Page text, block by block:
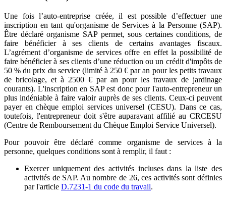
Une fois l’auto-entreprise créée, il est possible d’effectuer une
inscription en tant qu'organisme de Services à la Personne (SAP).
Être déclaré organisme SAP permet, sous certaines conditions, de
faire bénéficier à ses clients de certains avantages fiscaux.
L’agrément d’organisme de services offre en effet la possibilité de
faire bénéficier à ses clients d’une réduction ou un crédit d'impôts de
50 % du prix du service (limité à 250 € par an pour les petits travaux
de bricolage, et à 2500 € par an pour les travaux de jardinage
courants). L'inscription en SAP est donc pour l'auto-entrepreneur un
plus indéniable à faire valoir auprès de ses clients. Ceux-ci peuvent
payer en chèque emploi services universel (CESU). Dans ce cas,
toutefois, l'entrepreneur doit s'être auparavant affilié au CRCESU
(Centre de Remboursement du Chèque Emploi Service Universel).
Pour pouvoir être déclaré comme organisme de services à la
personne, quelques conditions sont à remplir, il faut :
Exercer uniquement des activités incluses dans la liste des
activités de SAP. Au nombre de 26, ces activités sont définies
par l'article D.7231-1 du code du travail.